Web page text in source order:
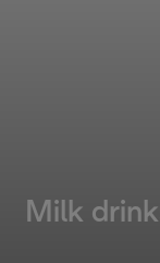
Milk